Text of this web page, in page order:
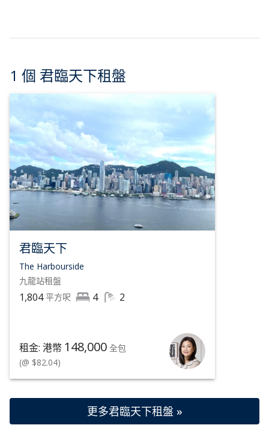
1 個 君臨天下租盤
君臨天下
The Harbourside
九龍站租盤
1,804 平方呎 4 2
租金: 港幣 148,000 全包
(@ $82.04)
更多君臨天下租盤 »